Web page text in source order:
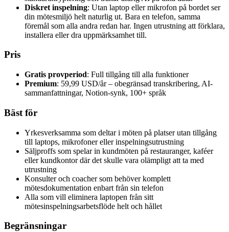
Diskret inspelning: Utan laptop eller mikrofon på bordet ser
din mötesmiljö helt naturlig ut. Bara en telefon, samma
föremål som alla andra redan har. Ingen utrustning att förklara,
installera eller dra uppmärksamhet till.
Pris
Gratis provperiod: Full tillgång till alla funktioner
Premium: 59,99 USD/år – obegränsad transkribering, AI-
sammanfattningar, Notion-synk, 100+ språk
Bäst för
Yrkesverksamma som deltar i möten på platser utan tillgång
till laptops, mikrofoner eller inspelningsutrustning
Säljproffs som spelar in kundmöten på restauranger, kaféer
eller kundkontor där det skulle vara olämpligt att ta med
utrustning
Konsulter och coacher som behöver komplett
mötesdokumentation enbart från sin telefon
Alla som vill eliminera laptopen från sitt
mötesinspelningsarbetsflöde helt och hållet
Begränsningar